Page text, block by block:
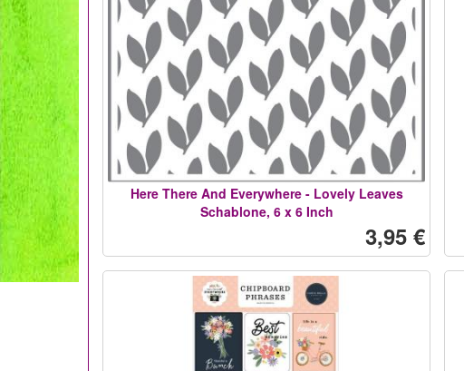
Here There And Everywhere - Lovely Leaves
Schablone, 6 x 6 Inch
3,95 €